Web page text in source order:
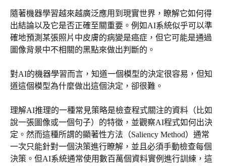
隨著機器學習越來越廣泛應用到現實世界，瞭解它如何得
出結論以及它是否正確至關重要。例如AI系統似乎可以準
確地預測某張照片中皮膚的病變是癌症，但它可能是通過
圖像背景中不相關的黑點來做出判斷的。
對AI的機器學習而言，知道一個模型的決定很容易，但知
道這個模型為什麼做出這個決定，卻很難。
理解AI推理的一種常見策略是檢查程式關注的資料（比如
說一張圖像或一個句子）的特徵，並觀察AI程式如何出決
定。然而這種所謂的顯著性方法（Saliency Method）通常
一次只能針對一個決策進行瞭解，並且必須手動檢查每個
決策。但AI系統通常使用數百萬個資料實例進行訓練，這